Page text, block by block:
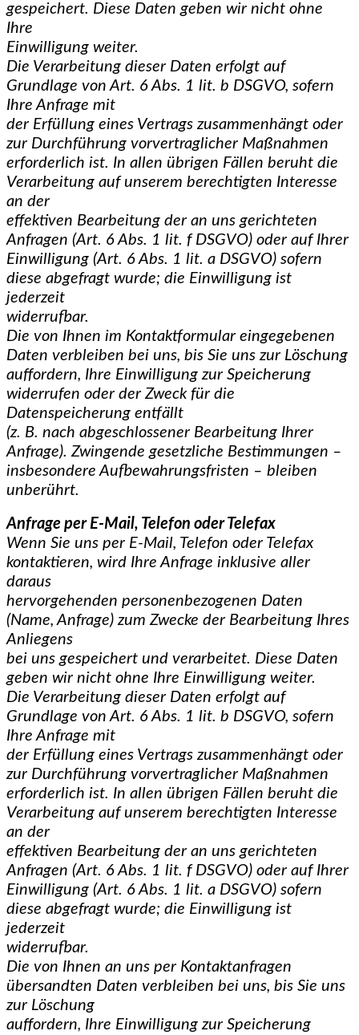
gespeichert. Diese Daten geben wir nicht ohne
Ihre
Einwilligung weiter.
Die Verarbeitung dieser Daten erfolgt auf
Grundlage von Art. 6 Abs. 1 lit. b DSGVO, sofern
Ihre Anfrage mit
der Erfüllung eines Vertrags zusammenhängt oder
zur Durchführung vorvertraglicher Maßnahmen
erforderlich ist. In allen übrigen Fällen beruht die
Verarbeitung auf unserem berechtigten Interesse
an der
effektiven Bearbeitung der an uns gerichteten
Anfragen (Art. 6 Abs. 1 lit. f DSGVO) oder auf Ihrer
Einwilligung (Art. 6 Abs. 1 lit. a DSGVO) sofern
diese abgefragt wurde; die Einwilligung ist
jederzeit
widerrufbar.
Die von Ihnen im Kontaktformular eingegebenen
Daten verbleiben bei uns, bis Sie uns zur Löschung
auffordern, Ihre Einwilligung zur Speicherung
widerrufen oder der Zweck für die
Datenspeicherung entfällt
(z. B. nach abgeschlossener Bearbeitung Ihrer
Anfrage). Zwingende gesetzliche Bestimmungen –
insbesondere Aufbewahrungsfristen – bleiben
unberührt.
Anfrage per E-Mail, Telefon oder Telefax
Wenn Sie uns per E-Mail, Telefon oder Telefax
kontaktieren, wird Ihre Anfrage inklusive aller
daraus
hervorgehenden personenbezogenen Daten
(Name, Anfrage) zum Zwecke der Bearbeitung Ihres
Anliegens
bei uns gespeichert und verarbeitet. Diese Daten
geben wir nicht ohne Ihre Einwilligung weiter.
Die Verarbeitung dieser Daten erfolgt auf
Grundlage von Art. 6 Abs. 1 lit. b DSGVO, sofern
Ihre Anfrage mit
der Erfüllung eines Vertrags zusammenhängt oder
zur Durchführung vorvertraglicher Maßnahmen
erforderlich ist. In allen übrigen Fällen beruht die
Verarbeitung auf unserem berechtigten Interesse
an der
effektiven Bearbeitung der an uns gerichteten
Anfragen (Art. 6 Abs. 1 lit. f DSGVO) oder auf Ihrer
Einwilligung (Art. 6 Abs. 1 lit. a DSGVO) sofern
diese abgefragt wurde; die Einwilligung ist
jederzeit
widerrufbar.
Die von Ihnen an uns per Kontaktanfragen
übersandten Daten verbleiben bei uns, bis Sie uns
zur Löschung
auffordern, Ihre Einwilligung zur Speicherung